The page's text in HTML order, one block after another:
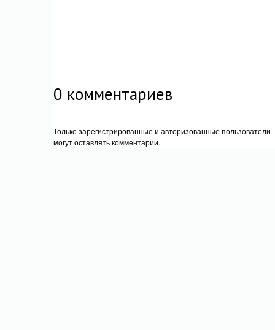
0 комментариев
Только зарегистрированные и авторизованные пользователи
могут оставлять комментарии.